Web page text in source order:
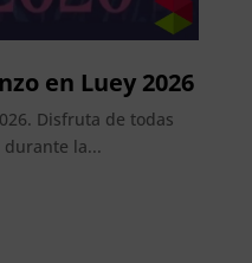
en Luey 2026
Disfruta de todas
durante la...